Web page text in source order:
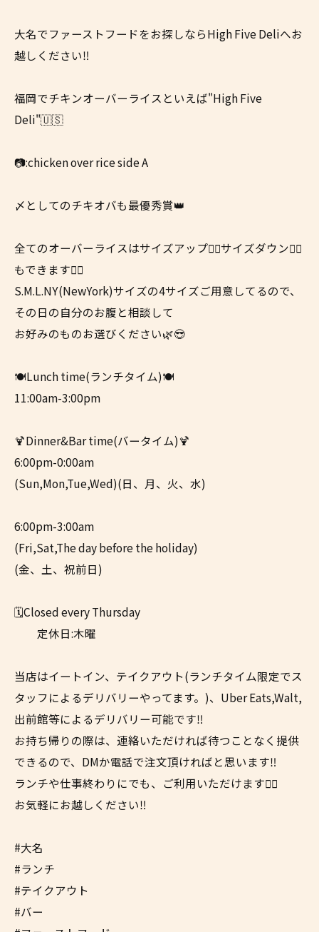
大名でファーストフードをお探しならHigh Five Deliへお
越しください‼
福岡でチキンオーバーライスといえば"High Five
Deli"🇺🇸
📷:chicken over rice side A
〆としてのチキオバも最優秀賞👑
全てのオーバーライスはサイズアップ☝🏼サイズダウン👇🏼
もできます👍🏼
S.M.L.NY(NewYork)サイズの4サイズご用意してるので、
その日の自分のお腹と相談して
お好みのものお選びください🌿😎
🍽Lunch time(ランチタイム)🍽
11:00am-3:00pm
🍹Dinner&Bar time(バータイム)🍹
6:00pm-0:00am
(Sun,Mon,Tue,Wed)(日、月、火、水)
6:00pm-3:00am
(Fri,Sat,The day before the holiday)
(金、土、祝前日)
🗓️Closed every Thursday
定休日:木曜
当店はイートイン、テイクアウト(ランチタイム限定でス
タッフによるデリバリーやってます。)、Uber Eats,Walt,
出前館等によるデリバリー可能です‼︎
お持ち帰りの際は、連絡いただければ待つことなく提供
できるので、DMか電話で注文頂ければと思います‼︎
ランチや仕事終わりにでも、ご利用いただけます✌🏼
お気軽にお越しください‼︎
#大名
#ランチ
#テイクアウト
#バー